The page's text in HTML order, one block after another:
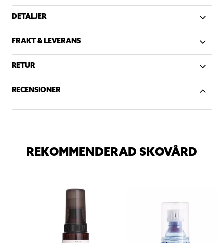
DETALJER
FRAKT & LEVERANS
RETUR
RECENSIONER
REKOMMENDERAD SKOVÅRD